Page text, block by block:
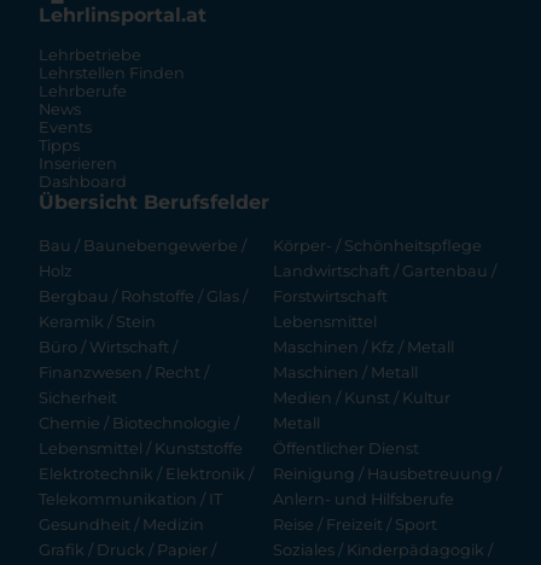
Lehrlinsportal.at
Lehrbetriebe
Lehrstellen Finden
Lehrberufe
News
Events
Tipps
Inserieren
Dashboard
Übersicht Berufsfelder
Bau / Baunebengewerbe /
Holz
Bergbau / Rohstoffe / Glas /
Keramik / Stein
Büro / Wirtschaft /
Finanzwesen / Recht /
Sicherheit
Chemie / Biotechnologie /
Lebensmittel / Kunststoffe
Elektrotechnik / Elektronik /
Telekommunikation / IT
Gesundheit / Medizin
Grafik / Druck / Papier /
Körper- / Schönheitspflege
Landwirtschaft / Gartenbau /
Forstwirtschaft
Lebensmittel
Maschinen / Kfz / Metall
Maschinen / Metall
Medien / Kunst / Kultur
Metall
Öffentlicher Dienst
Reinigung / Hausbetreuung /
Anlern- und Hilfsberufe
Reise / Freizeit / Sport
Soziales / Kinderpädagogik /